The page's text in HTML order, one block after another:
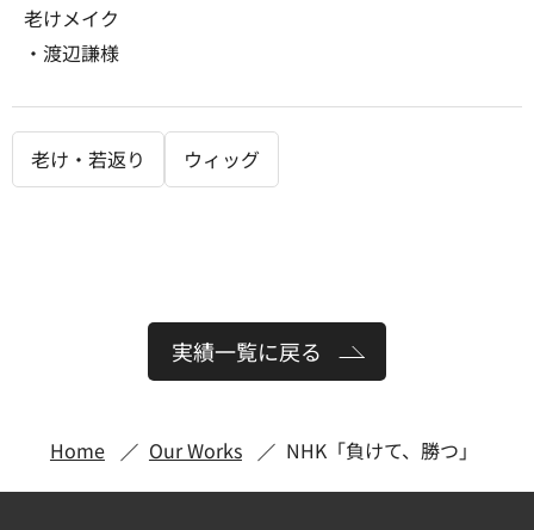
老けメイク
・渡辺謙様
老け・若返り ウィッグ
実績一覧に戻る
Home Our Works NHK「負けて、勝つ」